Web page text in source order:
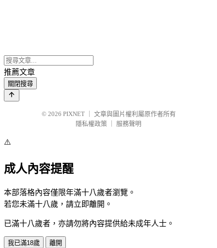
推薦文章
關閉搜尋
© 2026 PIXNET
文章與圖片權利屬原作者所有
隱私權政策
服務聲明
⚠️
成人內容提醒
本部落格內容僅限年滿十八歲者瀏覽。
若您未滿十八歲，請立即離開。
已滿十八歲者，亦請勿將內容提供給未成年人士。
我已滿18歲 離開